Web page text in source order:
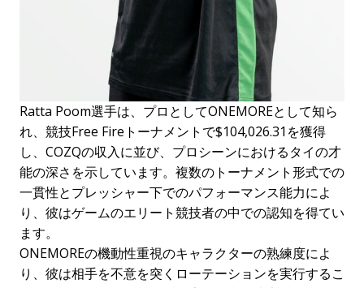
Ratta Poom選手は、プロとしてONEMOREとして知ら
れ、競技Free Fireトーナメントで$104,026.31を獲得
し、COZQの収入に並び、プロシーンにおけるタイの才
能の深さを示しています。複数のトーナメント形式での
一貫性とプレッシャー下でのパフォーマンス能力によ
り、彼はゲームのエリート競技者の中での認知を得てい
ます。
ONEMOREの機動性重視のキャラクターの熟練度によ
り、彼は相手を不意を突くローテーションを実行するこ